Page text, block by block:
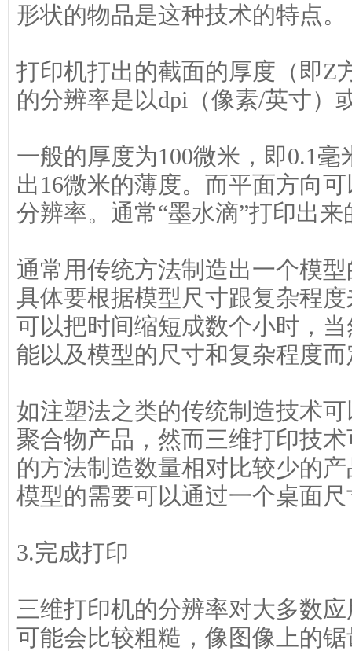
形状的物品是这种技术的特点。
打印机打出的截面的厚度（即Z
的分辨率是以dpi（像素/英寸）
一般的厚度为100微米，即0.1
出16微米的薄度。而平面方向
分辨率。通常“墨水滴”打印出
通常用传统方法制造出一个模
具体要根据模型尺寸跟复杂程
可以把时间缩短成数个小时，
能以及模型的尺寸和复杂程度
如注塑法之类的传统制造技术
聚合物产品，然而三维打印技
的方法制造数量相对比较少的
模型的需要可以通过一个桌面
3.完成打印
三维打印机的分辨率对大多数
可能会比较粗糙，像图像上的